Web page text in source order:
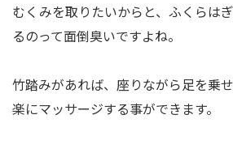
むくみを取りたいからと、ふくらは
るのって面倒臭いですよね。
竹踏みがあれば、座りながら足を乗
楽にマッサージする事ができます。